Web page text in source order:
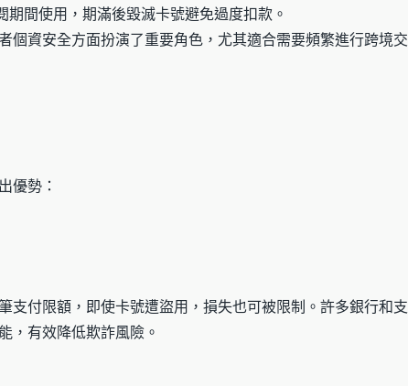
期間使用，期滿後毀滅卡號避免過度扣款。
個資安全方面扮演了重要角色，尤其適合需要頻繁進行跨境交
優勢：
支付限額，即使卡號遭盜用，損失也可被限制。許多銀行和支
，有效降低欺詐風險。